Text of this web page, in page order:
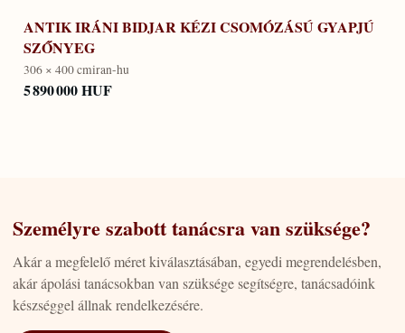
ANTIK IRÁNI BIDJAR KÉZI CSOMÓZÁSÚ GYAPJÚ
SZŐNYEG
306 × 400 cmiran-hu
5 890 000 HUF
Személyre szabott tanácsra van szüksége?
Akár a megfelelő méret kiválasztásában, egyedi megrendelésben,
akár ápolási tanácsokban van szüksége segítségre, tanácsadóink
készséggel állnak rendelkezésére.